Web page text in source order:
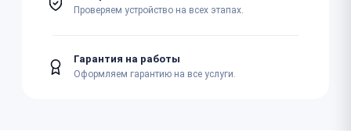
Проверяем устройство на всех этапах.
Гарантия на работы
Оформляем гарантию на все услуги.